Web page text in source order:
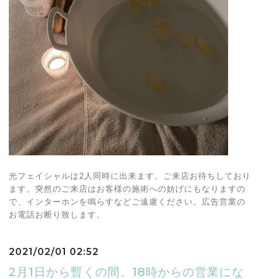
光フェイシャルは2人同時に出来ます。ご来店お待ちしており
ます。突然のご来店はお客様の施術への妨げにもなりますの
で、インターホンを鳴らすなどご遠慮ください。広告営業の
お電話お断り致します。
2021/02/01 02:52
2月1日から暫くの間、18時からの営業にな